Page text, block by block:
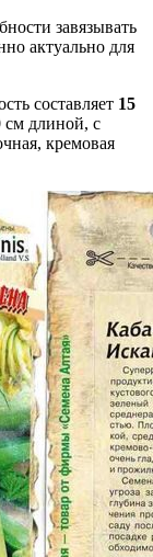
завязывать
актуально для
составляет 15
см длиной, с
кремовая